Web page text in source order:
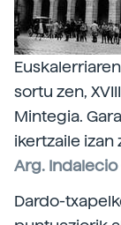
sortu zen,
Mintegia.
ikertzaile izan
Arg. Indalecio
Dardo-